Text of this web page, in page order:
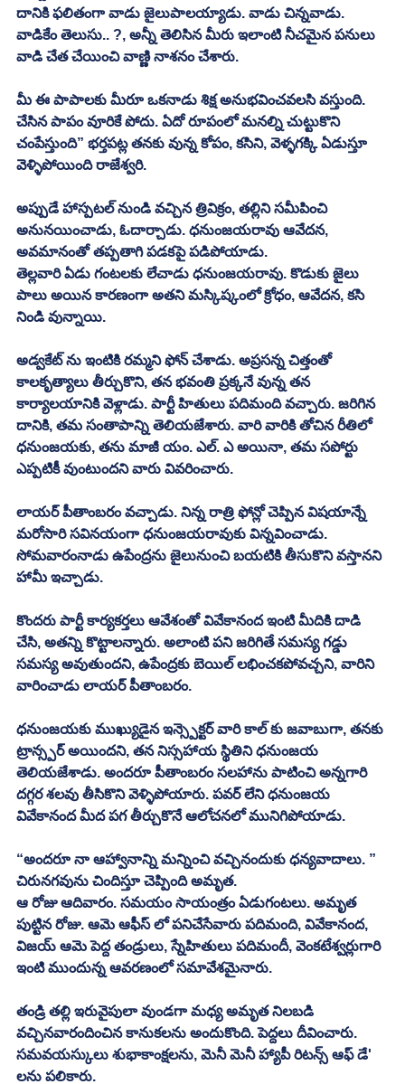
దానికి ఫలితంగా వాడు జైలుపాలయ్యాడు. వాడు చిన్నవాడు.
వాడికేం తెలుసు.. ?, అన్నీ తెలిసిన మీరు ఇలాంటి నీచమైన పనులు
వాడి చేత చేయించి వాణ్ణి నాశనం చేశారు.
మీ ఈ పాపాలకు మీరూ ఒకనాడు శిక్ష అనుభవించవలసి వస్తుంది.
చేసిన పాపం వూరికే పోదు. ఏదో రూపంలో మనల్ని చుట్టుకొని
చంపేస్తుంది” భర్తపట్ల తనకు వున్న కోపం, కసిని, వెళ్ళగక్కి ఏడుస్తూ
వెళ్ళిపోయింది రాజేశ్వరి.
అప్పుడే హాస్పటల్ నుండి వచ్చిన త్రివిక్రం, తల్లిని సమీపించి
అనునయించాడు, ఓదార్చాడు. ధనుంజయరావు ఆవేదన,
అవమానంతో తప్పతాగి పడకపై పడిపోయాడు.
తెల్లవారి ఏడు గంటలకు లేచాడు ధనుంజయరావు. కొడుకు జైలు
పాలు అయిన కారణంగా అతని మస్కిష్కంలో క్రోధం, ఆవేదన, కసి
నిండి వున్నాయి.
అడ్వకేట్ ను ఇంటికి రమ్మని ఫోన్ చేశాడు. అప్రసన్న చిత్తంతో
కాలకృత్యాలు తీర్చుకొని, తన భవంతి ప్రక్కనే వున్న తన
కార్యాలయానికి వెళ్లాడు. పార్టీ హితులు పదిమంది వచ్చారు. జరిగిన
దానికి, తమ సంతాపాన్ని తెలియజేశారు. వారి వారికి తోచిన రీతిలో
ధనుంజయకు, తను మాజీ యం. ఎల్. ఎ అయినా, తమ సపోర్టు
ఎప్పటికీ వుంటుందని వారు వివరించారు.
లాయర్ పీతాంబరం వచ్చాడు. నిన్న రాత్రి ఫోన్లో చెప్పిన విషయాన్నే
మరోసారి సవినయంగా ధనుంజయరావుకు విన్నవించాడు.
సోమవారంనాడు ఉపేంద్రను జైలునుంచి బయటికి తీసుకొని వస్తానని
హామీ ఇచ్చాడు.
కొందరు పార్టీ కార్యకర్తలు ఆవేశంతో వివేకానంద ఇంటి మీదికి దాడి
చేసి, అతన్ని కొట్టాలన్నారు. అలాంటి పని జరిగితే సమస్య గడ్డు
సమస్య అవుతుందని, ఉపేంద్రకు బెయిల్ లభించకపోవచ్చని, వారిని
వారించాడు లాయర్ పీతాంబరం.
ధనుంజయకు ముఖ్యుడైన ఇన్స్పెక్టర్ వారి కాల్ కు జవాబుగా, తనకు
ట్రాన్స్పర్ అయిందని, తన నిస్సహాయ స్థితిని ధనుంజయ
తెలియజేశాడు. అందరూ పీతాంబరం సలహాను పాటించి అన్నగారి
దగ్గర శలవు తీసికొని వెళ్ళిపోయారు. పవర్ లేని ధనుంజయ
వివేకానంద మీద పగ తీర్చుకొనే ఆలోచనలో మునిగిపోయాడు.
“అందరూ నా ఆహ్వానాన్ని మన్నించి వచ్చినందుకు ధన్యవాదాలు. ”
చిరునగవును చిందిస్తూ చెప్పింది అమృత.
ఆ రోజు ఆదివారం. సమయం సాయంత్రం ఏడుగంటలు. అమృత
పుట్టిన రోజు. ఆమె ఆఫీస్ లో పనిచేసేవారు పదిమంది, వివేకానంద,
విజయ్ ఆమె పెద్ద తండ్రులు, స్నేహితులు పదిమందీ, వెంకటేశ్వర్లుగారి
ఇంటి ముందున్న ఆవరణంలో సమావేశమైనారు.
తండ్రి తల్లి ఇరువైపులా వుండగా మధ్య అమృత నిలబడి
వచ్చినవారందించిన కానుకలను అందుకొంది. పెద్దలు దీవించారు.
సమవయస్కులు శుభాకాంక్షలను, మెనీ మెనీ హ్యాపీ రిటన్స్ ఆఫ్ డే'
లను పలికారు.